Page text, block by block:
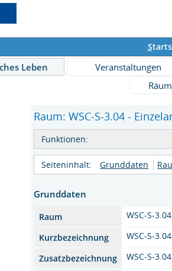
S
Leben
Veranstaltungen
Raum: WSC-S-3.04 -
Funktionen:
Seiteninhalt: Grunddaten
Grunddaten
Raum
WSC-S-3.04
Kurzbezeichnung
WSC-S-3.04
Zusatzbezeichnung
WSC-S-3.04